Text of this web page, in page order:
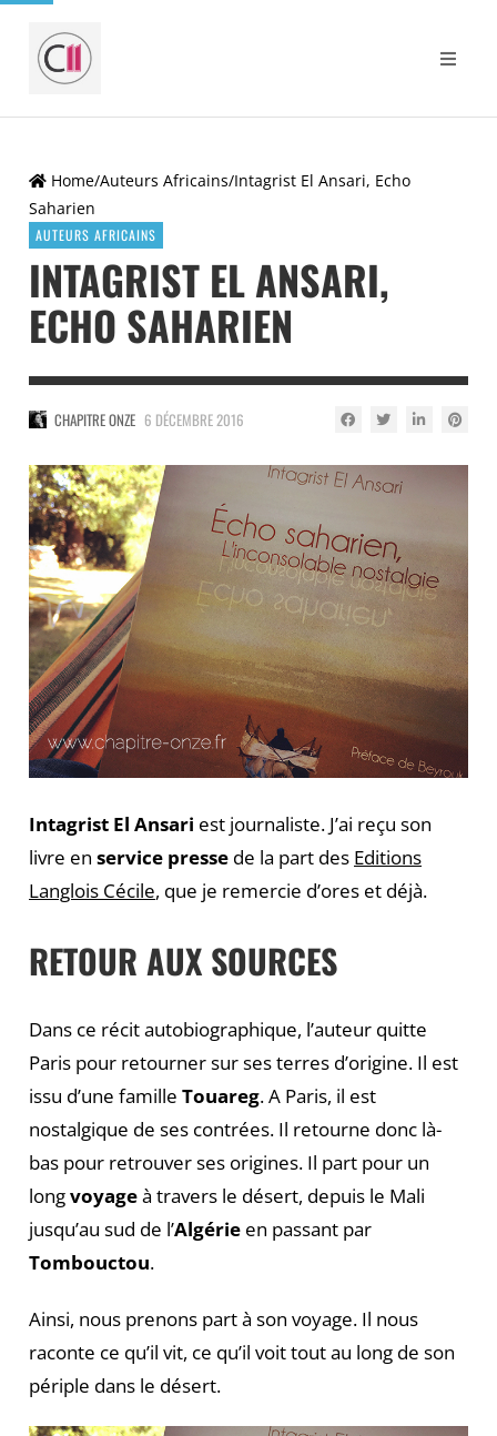
Home/Auteurs Africains/Intagrist El Ansari, Echo
Saharien
AUTEURS AFRICAINS
INTAGRIST EL ANSARI,
ECHO SAHARIEN
CHAPITRE ONZE 6 DÉCEMBRE 2016
Intagrist El Ansari est journaliste. J’ai reçu son
livre en service presse de la part des Editions
Langlois Cécile, que je remercie d’ores et déjà.
RETOUR AUX SOURCES
Dans ce récit autobiographique, l’auteur quitte
Paris pour retourner sur ses terres d’origine. Il est
issu d’une famille Touareg. A Paris, il est
nostalgique de ses contrées. Il retourne donc là-
bas pour retrouver ses origines. Il part pour un
longvoyageà travers le désert, depuis le Mali
jusqu’au sud de l’Algérie en passant par
Tombouctou.
Ainsi, nous prenons part à son voyage. Il nous
raconte ce qu’il vit, ce qu’il voit tout au long de son
périple dans le désert.